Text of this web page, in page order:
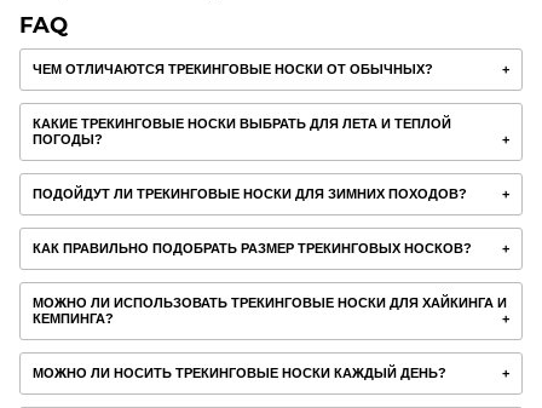
FAQ
ЧЕМ ОТЛИЧАЮТСЯ ТРЕКИНГОВЫЕ НОСКИ ОТ ОБЫЧНЫХ?
КАКИЕ ТРЕКИНГОВЫЕ НОСКИ ВЫБРАТЬ ДЛЯ ЛЕТА И ТЕПЛОЙ
ПОГОДЫ?
ПОДОЙДУТ ЛИ ТРЕКИНГОВЫЕ НОСКИ ДЛЯ ЗИМНИХ ПОХОДОВ?
КАК ПРАВИЛЬНО ПОДОБРАТЬ РАЗМЕР ТРЕКИНГОВЫХ НОСКОВ?
МОЖНО ЛИ ИСПОЛЬЗОВАТЬ ТРЕКИНГОВЫЕ НОСКИ ДЛЯ ХАЙКИНГА И
КЕМПИНГА?
МОЖНО ЛИ НОСИТЬ ТРЕКИНГОВЫЕ НОСКИ КАЖДЫЙ ДЕНЬ?